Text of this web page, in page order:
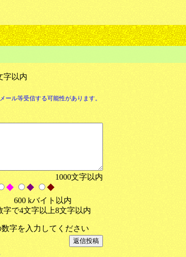
字以内
ル等受信する可能性があります。
1000文字以内
◆ ◆
◆
600 kバイト以内
字で4文字以上8文字以内
字を入力してください